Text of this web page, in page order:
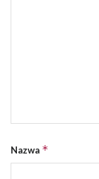
Nazwa *